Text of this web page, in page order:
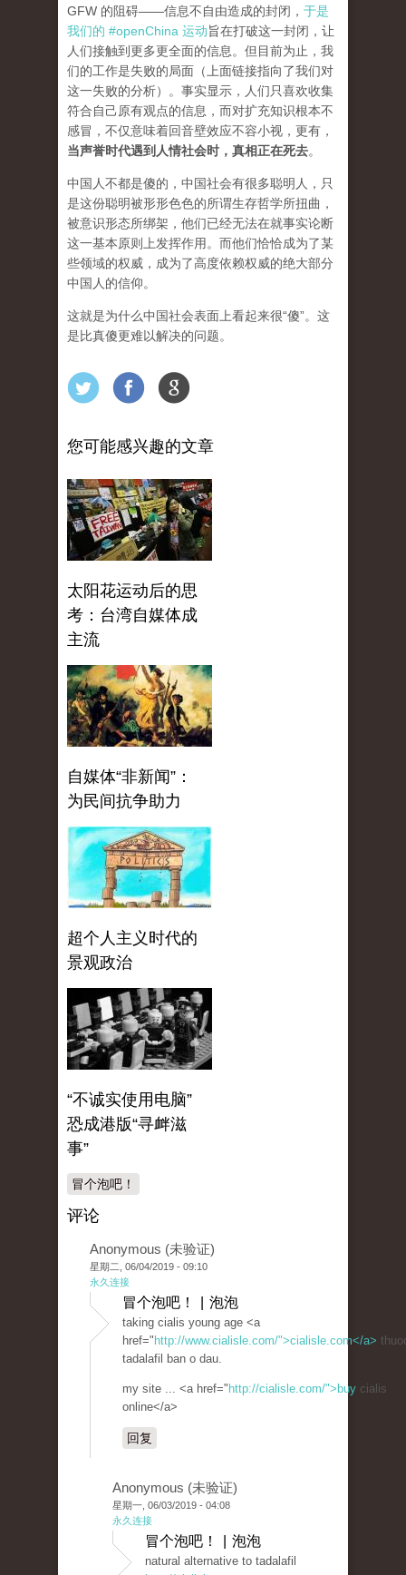
GFW 的阻碍——信息不自由造成的封闭， 于是
我们的 #openChina 运动旨在打破这一封闭，让
人们接触到更多更全面的信息。但目前为止，我
们的工作是失败的局面（ 上面链接指向了我们对
这一失败的分析）。事实显示，人们只喜欢收集
符合自己原有观点的信息，而对扩充知识根本不
感冒，不仅意味着回音壁效应不容小视，更有，
当声誉时代遇到人情社会时，真相正在死去。
中国人不都是傻的，中国社会有很多聪明人，只
是这份聪明被形形色色的所谓生存哲学所扭曲，
被意识形态所绑架，他们已经无法在就事实论断
这一基本原则上发挥作用。而他们恰恰成为了某
些领域的权威，成为了高度依赖权威的绝大部分
中国人的信仰。
这就是为什么中国社会表面上看起来很“傻”。这
是比真傻更难以解决的问题。
您可能感兴趣的文章
太阳花运动后的思
考：台湾自媒体成
主流
自媒体“非新闻”：
为民间抗争助力
超个人主义时代的
景观政治
“不诚实使用电脑”
恐成港版“寻衅滋
事”
冒个泡吧！
评论
Anonymous (未验证)
星期二, 06/04/2019 - 09:10
永久连接
冒个泡吧！ | 泡泡
taking cialis young age <a
href=" http://www.cialisle.com/">cialisle.com</a>
tadalafil ban o dau.
my site ... <a href=" http://cialisle.com/">buy cialis
online</a>
回复
Anonymous (未验证)
星期一, 06/03/2019 - 04:08
永久连接
冒个泡吧！ | 泡泡
natural alternative to tadalafil